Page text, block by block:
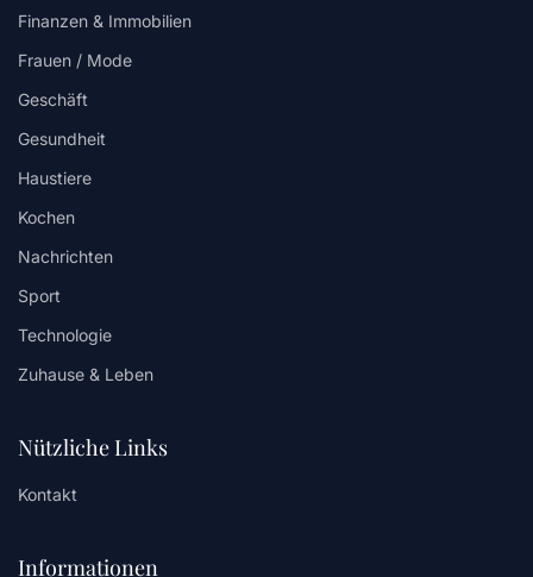
Finanzen & Immobilien
Frauen / Mode
Geschäft
Gesundheit
Haustiere
Kochen
Nachrichten
Sport
Technologie
Zuhause & Leben
Nützliche Links
Kontakt
Informationen